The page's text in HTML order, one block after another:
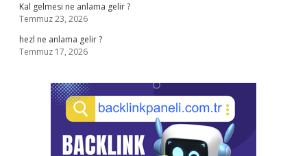
Kal gelmesi ne anlama gelir ?
Temmuz 23, 2026
hezl ne anlama gelir ?
Temmuz 17, 2026